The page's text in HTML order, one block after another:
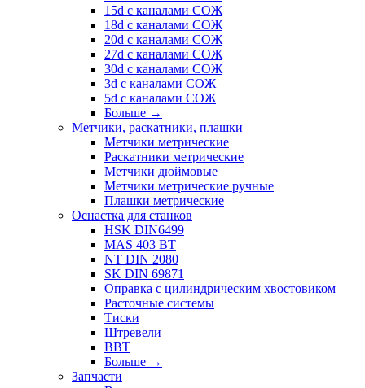
15d с каналами СОЖ
18d с каналами СОЖ
20d с каналами СОЖ
27d с каналами СОЖ
30d с каналами СОЖ
3d с каналами СОЖ
5d с каналами СОЖ
Больше →
Метчики, раскатники, плашки
Метчики метрические
Раскатники метрические
Метчики дюймовые
Метчики метрические ручные
Плашки метрические
Оснастка для станков
HSK DIN6499
MAS 403 BT
NT DIN 2080
SK DIN 69871
Оправка с цилиндрическим хвостовиком
Расточные системы
Тиски
Штревели
BBT
Больше →
Запчасти